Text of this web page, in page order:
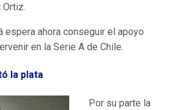
espera ahora conseguir el apoyo
en la Serie A de Chile.
la plata
Por su parte la